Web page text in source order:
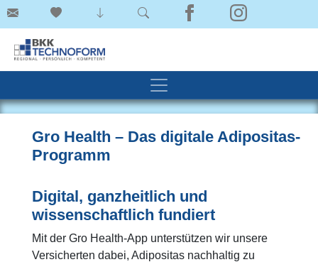
Gro Health – Das digitale Adipositas-
Programm
Digital, ganzheitlich und
wissenschaftlich fundiert
Mit der Gro Health-App unterstützen wir unsere
Versicherten dabei, Adipositas nachhaltig zu